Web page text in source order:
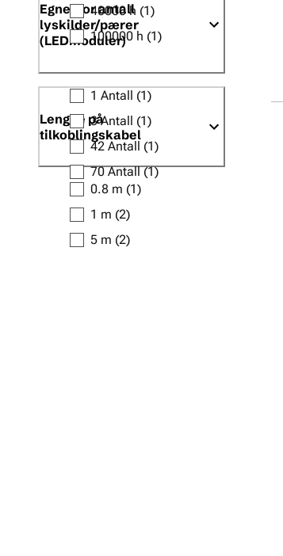
40000 h (1)
100000 h (1)
Egnet for antall
lyskilder/pærer
(LEDmoduler)
1 Antall (1)
3 Antall (1)
42 Antall (1)
70 Antall(1)
Lengde på
tilkoblingskabel
0.8 m (1)
1 m (2)
5 m (2)